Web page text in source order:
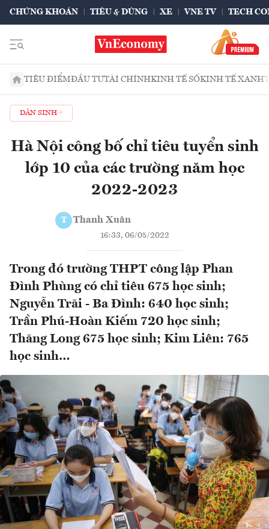
CHỨNG KHOÁN TIÊU & DÙNG XE VNE TV TECH
TIÊU ĐIỂMĐẦU TƯTÀI CHÍNHKINH TẾ SỐKINH TẾ XANH
DÂN SINH
Hà Nội công bố chỉ tiêu tuyển sinh
lớp 10 của các trường năm học
2022-2023
T Thanh Xuân
16:33, 06/05/2022
Trong đó trường THPT công lập Phan
Đình Phùng có chỉ tiêu 675 học sinh;
Nguyễn Trãi - Ba Đình: 640 học sinh;
Trần Phú-Hoàn Kiếm 720 học sinh;
Thăng Long 675 học sinh; Kim Liên: 765
học sinh…